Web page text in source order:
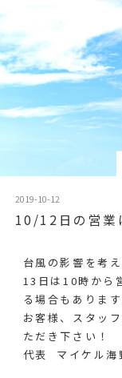
2019-10-12
10/12日の営業
台風の影響を考
13日は10時から
る場合もありま
お客様、スタッ
ただき下さい！
代表 マイケル海